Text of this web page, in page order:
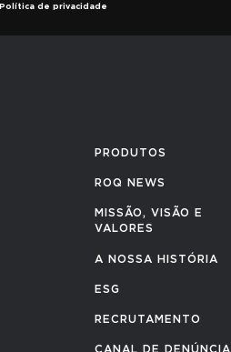
Política de privacidade
PRODUTOS
ROQ NEWS
MISSÃO, VISÃO E
VALORES
A NOSSA HISTÓRIA
ESG
RECRUTAMENTO
CANAL DE DENÚNCIA